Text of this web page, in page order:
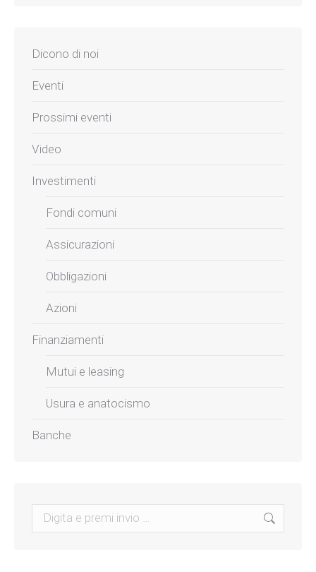
Dicono di noi
Eventi
Prossimi eventi
Video
Investimenti
Fondi comuni
Assicurazioni
Obbligazioni
Azioni
Finanziamenti
Mutui e leasing
Usura e anatocismo
Banche
Search: